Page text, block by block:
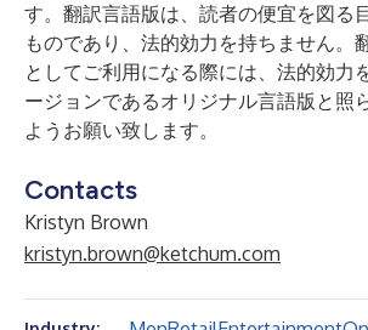
す。翻訳言語版は、読者の便宜を図る
ものであり、法的効力を持ちません。
としてご利用になる際には、法的効力
ージョンであるオリジナル言語版と照
ようお願い致します。
Contacts
Kristyn Brown
kristyn.brown@ketchum.com